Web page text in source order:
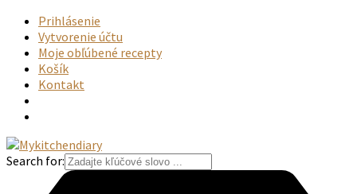
Prihlásenie
Vytvorenie účtu
Moje obľúbené recepty
Košík
Kontakt
Search for: